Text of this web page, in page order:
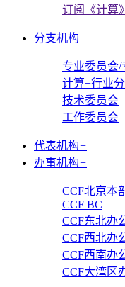
订阅《计算》
分支机构+
专业委员会/
计算+行业
技术委员会
工作委员会
代表机构+
办事机构+
CCF北京本
CCF BC
CCF东北办
CCF西北办
CCF西南办
CCF大湾区